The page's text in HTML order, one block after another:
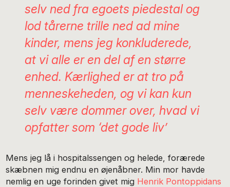
selv ned fra egoets piedestal og
lod tårerne trille ned ad mine
kinder, mens jeg konkluderede,
at vi alle er en del af en større
enhed. Kærlighed er at tro på
menneskeheden, og vi kan kun
selv være dommer over, hvad vi
opfatter som ‘det gode liv’
Mens jeg lå i hospitalssengen og helede, forærede
skæbnen mig endnu en øjenåbner. Min mor havde
nemlig en uge forinden givet mig Henrik Pontoppidans